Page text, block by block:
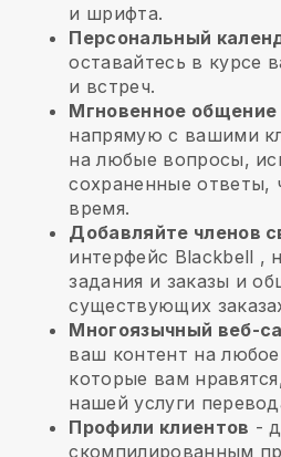
и шрифта.
Персональный
оставайтесь в курсе
и встреч.
Мгновенное общение
напрямую с вашими
на любые вопросы,
сохраненные ответы,
время.
Добавляйте членов
интерфейс Blackbell ,
задания и заказы и
существующих
Многоязычный веб-
ваш контент на
которые вам
нашей услуги
Профили клиентов -
скомпилированным